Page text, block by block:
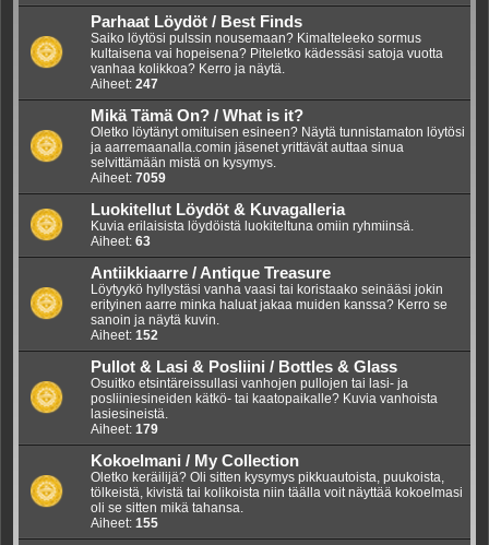
Parhaat Löydöt / Best Finds
Saiko löytösi pulssin nousemaan? Kimalteleeko sormus
kultaisena vai hopeisena? Piteletko kädessäsi satoja vuotta
vanhaa kolikkoa? Kerro ja näytä.
Aiheet: 247
Mikä Tämä On? / What is it?
Oletko löytänyt omituisen esineen? Näytä tunnistamaton löytösi
ja aarremaanalla.comin jäsenet yrittävät auttaa sinua
selvittämään mistä on kysymys.
Aiheet: 7059
Luokitellut Löydöt & Kuvagalleria
Kuvia erilaisista löydöistä luokiteltuna omiin ryhmiinsä.
Aiheet: 63
Antiikkiaarre / Antique Treasure
Löytyykö hyllystäsi vanha vaasi tai koristaako seinääsi jokin
erityinen aarre minka haluat jakaa muiden kanssa? Kerro se
sanoin ja näytä kuvin.
Aiheet: 152
Pullot & Lasi & Posliini / Bottles & Glass
Osuitko etsintäreissullasi vanhojen pullojen tai lasi- ja
posliiniesineiden kätkö- tai kaatopaikalle? Kuvia vanhoista
lasiesineistä.
Aiheet: 179
Kokoelmani / My Collection
Oletko keräilijä? Oli sitten kysymys pikkuautoista, puukoista,
tölkeistä, kivistä tai kolikoista niin täälla voit näyttää kokoelmasi
oli se sitten mikä tahansa.
Aiheet: 155